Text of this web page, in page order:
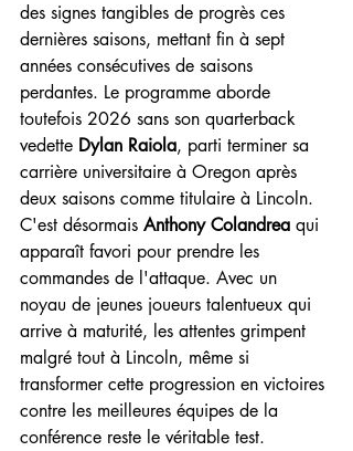
des signes tangibles de progrès ces
dernières saisons, mettant fin à sept
années consécutives de saisons
perdantes. Le programme aborde
toutefois 2026 sans son quarterback
vedette Dylan Raiola, parti terminer sa
carrière universitaire à Oregon après
deux saisons comme titulaire à Lincoln.
C'est désormais Anthony Colandrea qui
apparaît favori pour prendre les
commandes de l'attaque. Avec un
noyau de jeunes joueurs talentueux qui
arrive à maturité, les attentes grimpent
malgré tout à Lincoln, même si
transformer cette progression en victoires
contre les meilleures équipes de la
conférence reste le véritable test.